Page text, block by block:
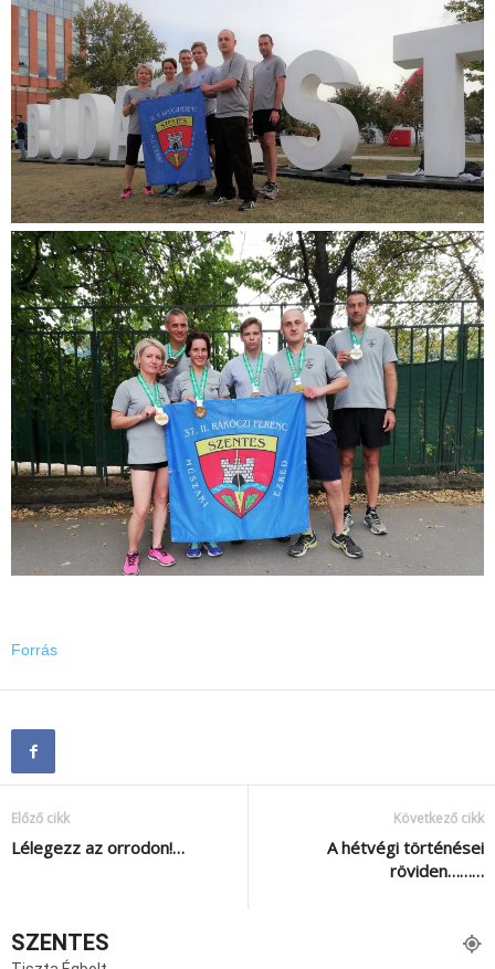
Forrás
Előző cikk
Lélegezz az orrodon!…
Következő cikk
A hétvégi történései
röviden………
SZENTES